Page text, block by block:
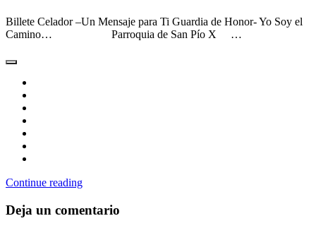
Billete Celador –Un Mensaje para Ti Guardia de Honor- Yo Soy el
Camino… Parroquia de San Pío X …
Continue reading
Deja un comentario